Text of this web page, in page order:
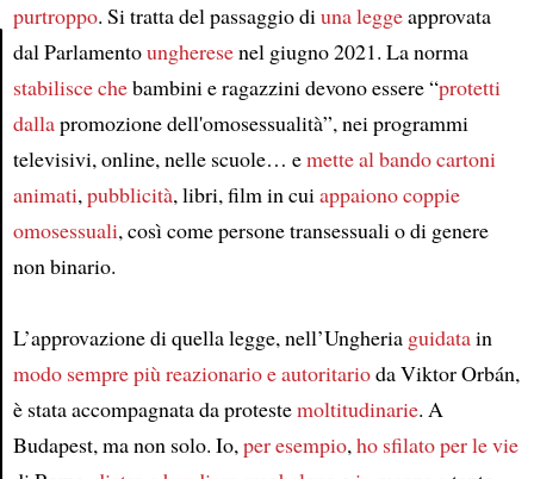
Article
purtroppo. Si tratta del passaggio diuna leggeapprovata
dal Parlamentoungheresenel giugno 2021. La norma
stabilisce chebambini e ragazzini devono essere “protetti
dallapromozione dell'omosessualità”, nei programmi
televisivi, online, nelle scuole… emette al bandocartoni
animati,pubblicità, libri, film in cuiappaionocoppie
omosessuali, così come persone transessuali o di genere
non binario.
L’approvazione di quella legge, nell’Ungheria guidatain
modo sempre più reazionario e autoritarioda Viktor Orbán,
è stata accompagnata da protestemoltitudinarie. A
Budapest, ma non solo. Io,per esempio,ho sfilato per le vie